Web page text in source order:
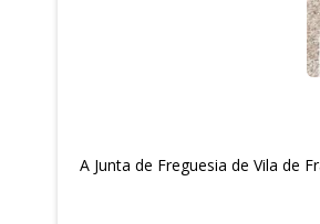
A Junta de Freguesia de Vila de